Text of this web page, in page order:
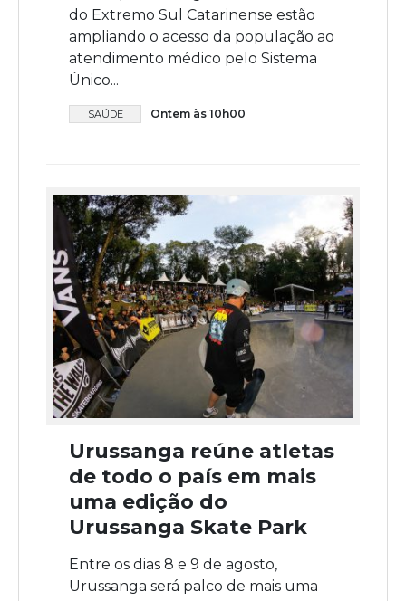
do Extremo Sul Catarinense estão
ampliando o acesso da população ao
atendimento médico pelo Sistema
Único...
SAÚDE Ontem às 10h00
Urussanga reúne atletas
de todo o país em mais
uma edição do
Urussanga Skate Park
Entre os dias 8 e 9 de agosto,
Urussanga será palco de mais uma